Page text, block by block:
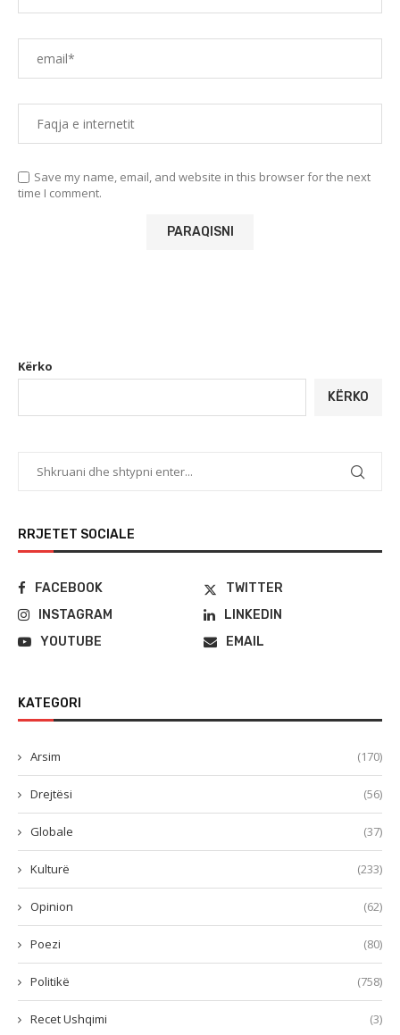
Save my name, email, and website in this browser for the next
time I comment.
Kërko
KËRKO
RRJETET SOCIALE
FACEBOOK
TWITTER
INSTAGRAM
LINKEDIN
YOUTUBE
EMAIL
KATEGORI
Arsim (170)
Drejtësi (56)
Globale (37)
Kulturë (233)
Opinion (62)
Poezi (80)
Politikë (758)
Recet Ushqimi (3)